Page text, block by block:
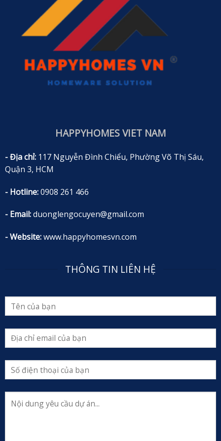
HAPPYHOMES VIET NAM
- Địa chỉ:117 Nguyễn Đình Chiểu, Phường Võ Thị Sáu,
Quận 3, HCM
- Hotline:0908 261 466
- Email:duonglengocuyen@gmail.com
- Website:www.happyhomesvn.com
THÔNG TIN LIÊN HỆ